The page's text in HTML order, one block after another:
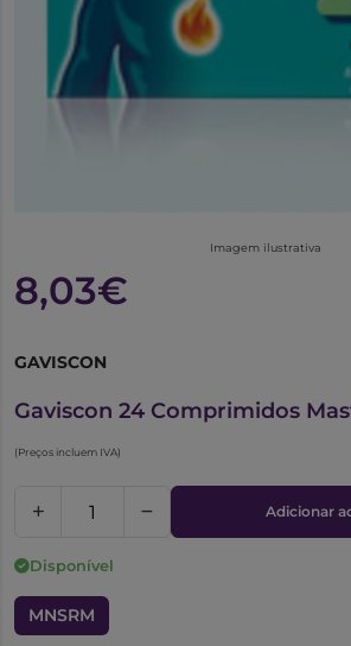
Imagem ilustrativa
8,03€
GAVISCON
Gaviscon 24 Comprimidos
(Preços incluem IVA)
Adicionar
Disponível
MNSRM